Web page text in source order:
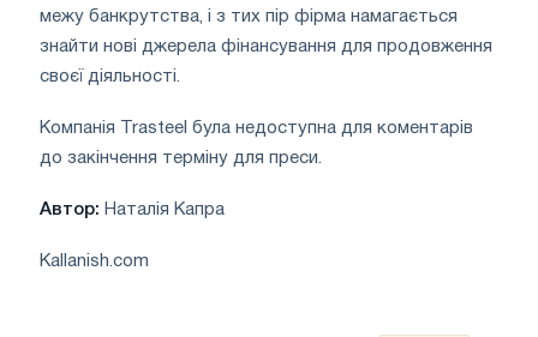
межу банкрутства, і з тих пір фірма намагається
знайти нові джерела фінансування для продовження
своєї діяльності.
Компанія Trasteel була недоступна для коментарів
до закінчення терміну для преси.
Автор: Наталія Капра
Kallanish.com